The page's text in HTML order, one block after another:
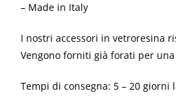
– Made in Italy
I nostri accessori in vetroresina
Vengono forniti già forati per
Tempi di consegna: 5 – 20 giorni